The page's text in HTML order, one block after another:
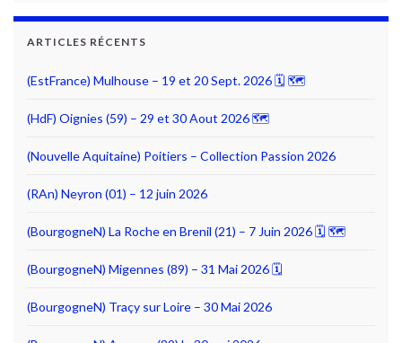
ARTICLES RÉCENTS
(EstFrance) Mulhouse – 19 et 20 Sept. 2026 🗓 🗺
(HdF) Oignies (59) – 29 et 30 Aout 2026 🗺
(Nouvelle Aquitaine) Poitiers – Collection Passion 2026
(RAn) Neyron (01) – 12 juin 2026
(BourgogneN) La Roche en Brenil (21) – 7 Juin 2026 🗓 🗺
(BourgogneN) Migennes (89) – 31 Mai 2026 🗓
(BourgogneN) Traçy sur Loire – 30 Mai 2026